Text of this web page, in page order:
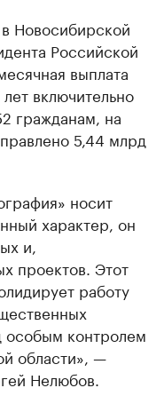
Новосибирской
Российской
выплата
включительно
гражданам, на
5,44 млрд
носит
характер, он
и,
проектов. Этот
работу
особым контролем
области», —
Нелюбов.